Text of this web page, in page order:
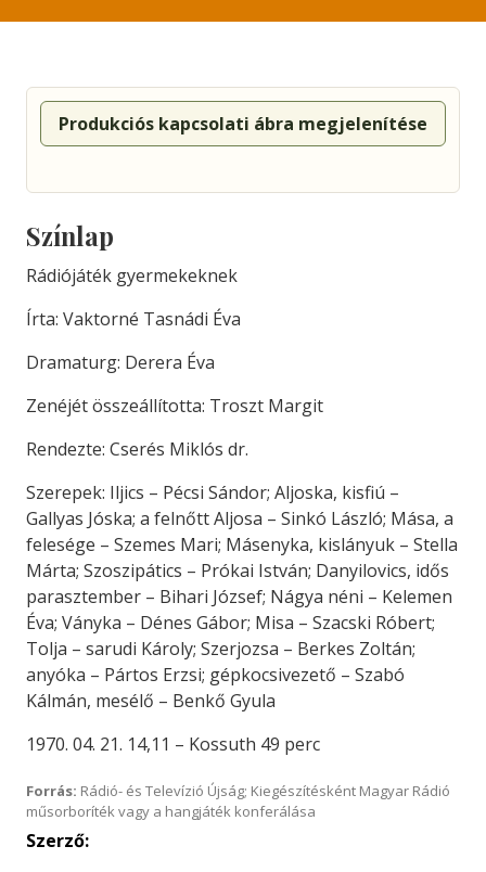
Produkciós kapcsolati ábra megjelenítése
Színlap
Rádiójáték gyermekeknek
Írta: Vaktorné Tasnádi Éva
Dramaturg: Derera Éva
Zenéjét összeállította: Troszt Margit
Rendezte: Cserés Miklós dr.
Szerepek: Iljics – Pécsi Sándor; Aljoska, kisfiú –
Gallyas Jóska; a felnőtt Aljosa – Sinkó László; Mása, a
felesége – Szemes Mari; Másenyka, kislányuk – Stella
Márta; Szoszipátics – Prókai István; Danyilovics, idős
parasztember – Bihari József; Nágya néni – Kelemen
Éva; Ványka – Dénes Gábor; Misa – Szacski Róbert;
Tolja – sarudi Károly; Szerjozsa – Berkes Zoltán;
anyóka – Pártos Erzsi; gépkocsivezető – Szabó
Kálmán, mesélő – Benkő Gyula
1970. 04. 21. 14,11 – Kossuth 49 perc
Forrás: Rádió- és Televízió Újság; Kiegészítésként Magyar Rádió
műsorboríték vagy a hangjáték konferálása
Szerző: